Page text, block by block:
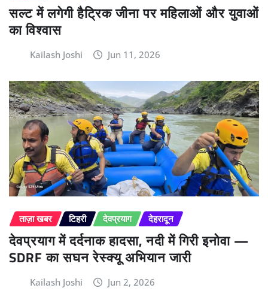
सल्ट में लगेगी हैट्रिक जीना पर महिलाओं और युवाओं
का विश्वास
Kailash Joshi Jun 11, 2026
ताज़ा खबर टिहरी देवप्रयाग देहरादून
देवप्रयाग में दर्दनाक हादसा, नदी में गिरी इनोवा —
SDRF का सघन रेस्क्यू अभियान जारी
Kailash Joshi Jun 2, 2026